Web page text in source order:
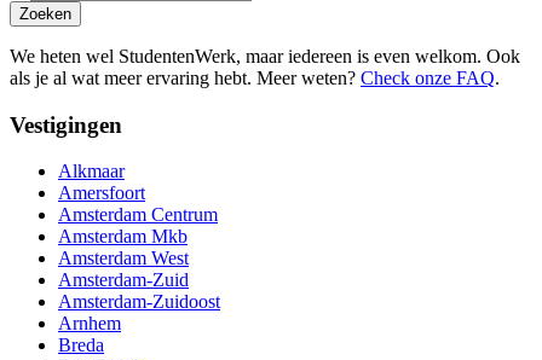
Zoeken
We heten wel StudentenWerk, maar iedereen is even welkom. Ook
als je al wat meer ervaring hebt. Meer weten? Check onze FAQ.
Vestigingen
Alkmaar
Amersfoort
Amsterdam Centrum
Amsterdam Mkb
Amsterdam West
Amsterdam-Zuid
Amsterdam-Zuidoost
Arnhem
Breda